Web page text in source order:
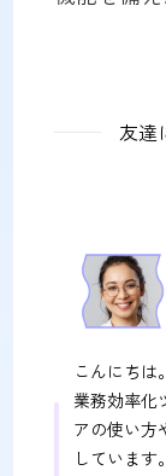
友達
こんにちは
業務効率化
アの使い方
しています。